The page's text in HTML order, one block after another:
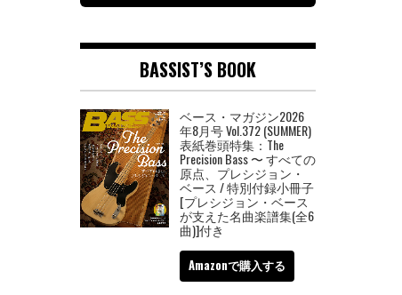
BASSIST’S BOOK
ベース・マガジン2026
年8月号 Vol.372 (SUMMER)
表紙巻頭特集：The
Precision Bass 〜 すべての
原点、プレシジョン・
ベース / 特別付録小冊子
[プレシジョン・ベース
が支えた名曲楽譜集(全6
曲)]付き
Amazonで購入する